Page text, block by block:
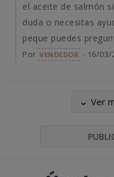
el aceite de salmón
duda o necesitas
peque puedes
Por VENDEDOR - 16/03/
Ver